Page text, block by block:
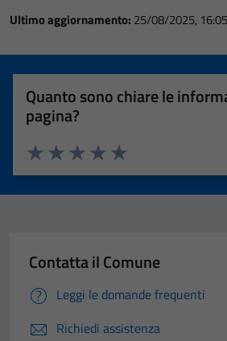
Ultimo aggiornamento: 25/08/2025, 16:05
Quanto sono chiare le
pagina?
Valuta 5 stelle su 5
Valuta 4 stelle su 5
Valuta 3 stelle su 5
Valuta 2 stelle su 5
Valuta 1 stelle su 5
Contatta il Comune
Leggi le domande frequenti
Richiedi assistenza